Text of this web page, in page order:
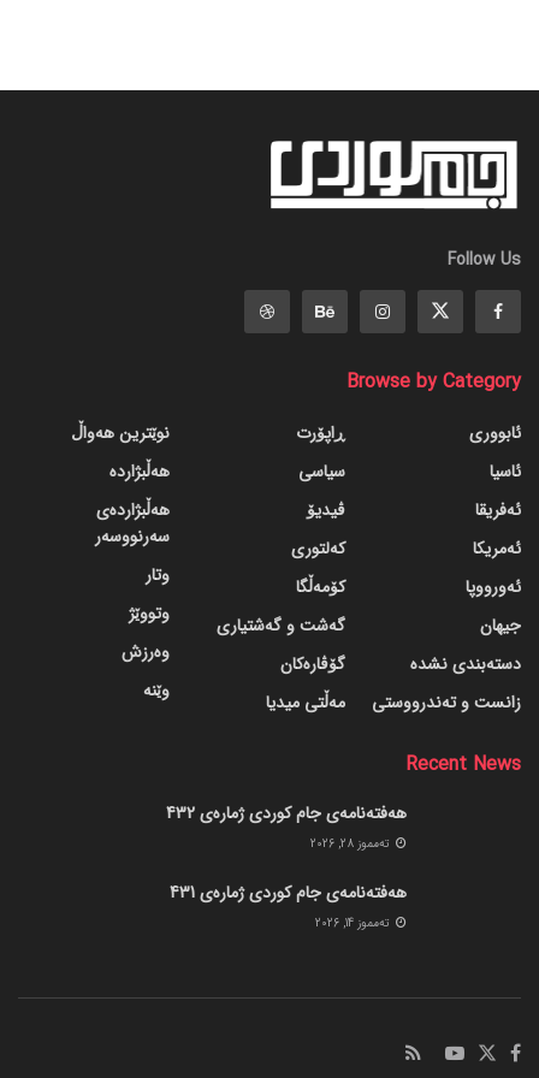
Follow Us
Browse by Category
ئابووری
ئاسیا
ئەفریقا
ئەمریکا
ئەورووپا
جیهان
دسته‌بندی نشده
زانست و تەندرووستی
ڕاپۆرت
سیاسی
ڤیدیۆ
کەلتوری
کۆمەڵگا
گه‌شت و گه‌شتیاری
گۆڤاره‌کان
مەڵتی میدیا
نوێترین هەواڵ
هەڵبژاردە
هەڵبژاردەی
سەرنووسەر
وتار
وتووێژ
وەرزش
وێنە
Recent News
هەفتەنامەی جام کوردی ژمارەی 432
ته‌مموز 28, 2026
هەفتەنامەی جام کوردی ژمارەی 431
ته‌مموز 14, 2026